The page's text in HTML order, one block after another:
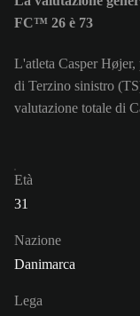
FC™ 26 è 73
L'atleta Casper
di Terzino sinistro
valutazione totale di
Età
31
Nazione
Danimarca
Lega